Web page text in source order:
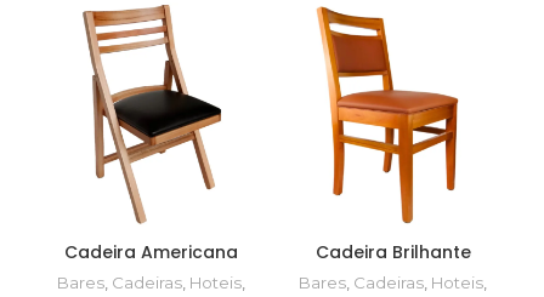
Cadeira Americana
Bares, Cadeiras, Hoteis,
Cadeira Brilhante
Bares, Cadeiras, Hoteis,